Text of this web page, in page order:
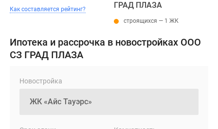
Как составляется рейтинг?
ГРАД ПЛАЗА
строящихся — 1 ЖК
Ипотека и рассрочка в новостройках ООО
СЗ ГРАД ПЛАЗА
Новостройка